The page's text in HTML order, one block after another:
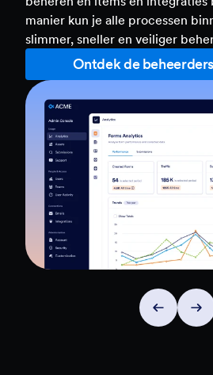
manier kun je alle processen
slimmer, sneller en veiliger
Ontdek de